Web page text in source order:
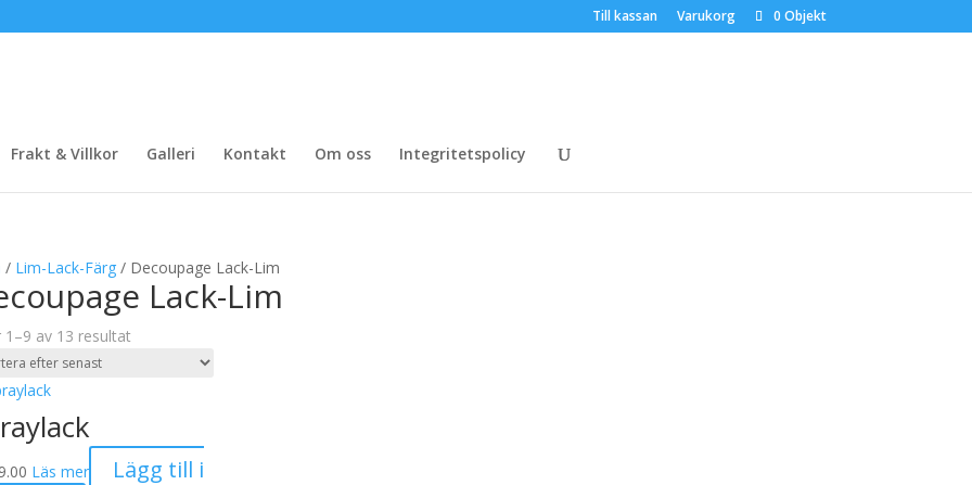
Till kassan Varukorg 0 Objekt
Frakt & Villkor Galleri Kontakt Om oss Integritetspolicy
/ Lim-Lack-Färg/ Decoupage Lack-Lim
Lack-Lim
1–9 av 13 resultatSortera
Läs mer
Lägg till i